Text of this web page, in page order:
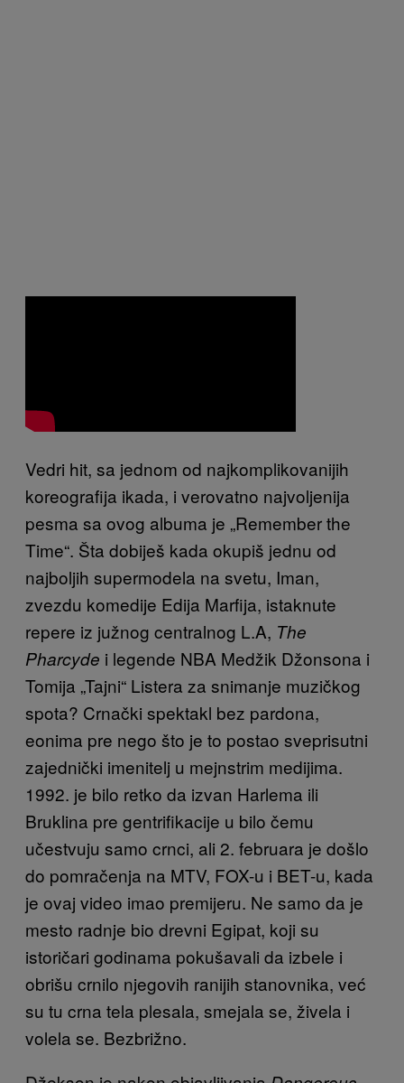
Vedri hit, sa jednom od najkomplikovanijih
koreografija ikada, i verovatno najvoljenija
pesma sa ovog albuma je „Remember the
Time“. Šta dobiješ kada okupiš jednu od
najboljih supermodela na svetu, Iman,
zvezdu komedije Edija Marfija, istaknute
repere iz južnog centralnog L.A, The
Pharcyde i legende NBA Medžik Džonsona i
Tomija „Tajni“ Listera za snimanje muzičkog
spota? Crnački spektakl bez pardona,
eonima pre nego što je to postao sveprisutni
zajednički imenitelj u mejnstrim medijima.
1992. je bilo retko da izvan Harlema ili
Bruklina pre gentrifikacije u bilo čemu
učestvuju samo crnci, ali 2. februara je došlo
do pomračenja na MTV, FOX-u i BET-u, kada
je ovaj video imao premijeru. Ne samo da je
mesto radnje bio drevni Egipat, koji su
istoričari godinama pokušavali da izbele i
obrišu crnilo njegovih ranijih stanovnika, već
su tu crna tela plesala, smejala se, živela i
volela se. Bezbrižno.